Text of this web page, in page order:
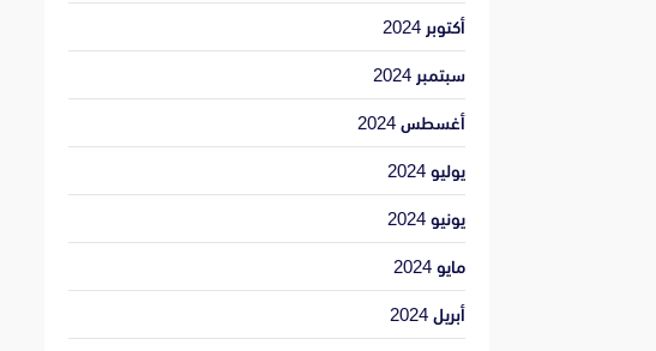
أكتوبر 2024
سبتمبر 2024
أغسطس 2024
يوليو 2024
يونيو 2024
مايو 2024
أبريل 2024